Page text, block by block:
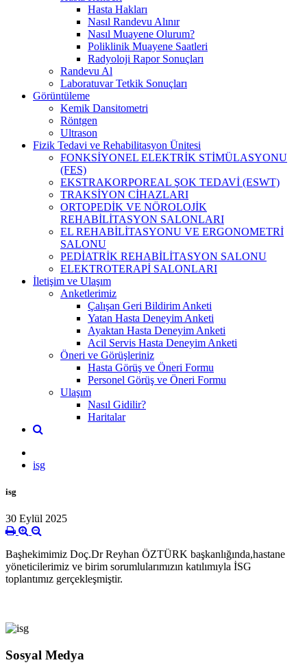
Hasta Hakları
Nasıl Randevu Alınır
Nasıl Muayene Olurum?
Poliklinik Muayene Saatleri
Radyoloji Rapor Sonuçları
Randevu Al
Laboratuvar Tetkik Sonuçları
Görüntüleme
Kemik Dansitometri
Röntgen
Ultrason
Fizik Tedavi ve Rehabilitasyon Ünitesi
FONKSİYONEL ELEKTRİK STİMÜLASYONU
(FES)
EKSTRAKORPOREAL ŞOK TEDAVİ (ESWT)
TRAKSİYON CİHAZLARI
ORTOPEDİK VE NÖROLOJİK
REHABİLİTASYON SALONLARI
EL REHABİLİTASYONU VE ERGONOMETRİ
SALONU
PEDİATRİK REHABİLİTASYON SALONU
ELEKTROTERAPİ SALONLARI
İletişim ve Ulaşım
Anketlerimiz
Çalışan Geri Bildirim Anketi
Yatan Hasta Deneyim Anketi
Ayaktan Hasta Deneyim Anketi
Acil Servis Hasta Deneyim Anketi
Öneri ve Görüşleriniz
Hasta Görüş ve Öneri Formu
Personel Görüş ve Öneri Formu
Ulaşım
Nasıl Gidilir?
Haritalar
isg
isg
30 Eylül 2025
Başhekimimiz Doç.Dr Reyhan ÖZTÜRK başkanlığında,hastane
yöneticilerimiz ve birim sorumlularımızın katılımıyla İSG
toplantımız gerçekleşmiştir.
Sosyal Medya